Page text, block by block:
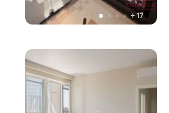
+ 17